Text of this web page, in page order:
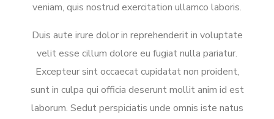
veniam, quis nostrud exercitation ullamco laboris.
Duis aute irure dolor in reprehenderit in voluptate
velit esse cillum dolore eu fugiat nulla pariatur.
Excepteur sint occaecat cupidatat non proident,
sunt in culpa qui officia deserunt mollit anim id est
laborum. Sedut perspiciatis unde omnis iste natus